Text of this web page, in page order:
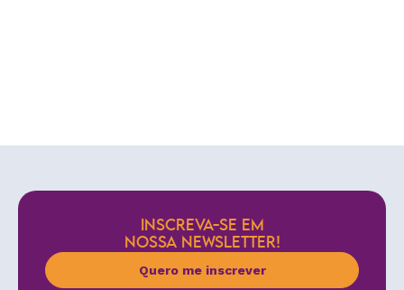
INSCREVA-SE EM
NOSSA NEWSLETTER!
Quero me inscrever